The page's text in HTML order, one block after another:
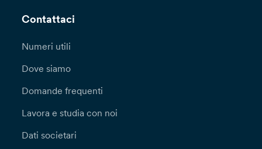
alternativa potrà essere valutata la sussistenza
del GDPR.
Potrai esercitare in ogni momento i diritti a te
Regolamento (UE) 2016/679 (diritto di accesso,
trattamento, di notifica, portabilità dei dati,
opposizione, di non essere sottoposto a una
Contattaci
Numeri utili
Dove siamo
Domande frequenti
Lavora e studia con noi
Dati societari